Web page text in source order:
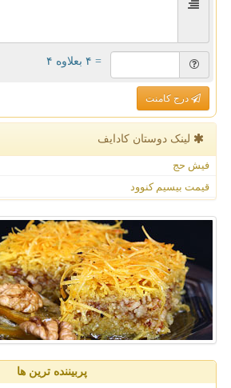
= ۴ بعلاوه ۴
درج کامنت
لینک دوستان كادایف
فیش حج
قیمت بیسیم کنوود
پربیننده ترین ها